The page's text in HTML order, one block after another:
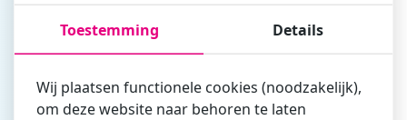
Toestemming Details
Wij plaatsen functionele cookies (noodzakelijk),
om deze website naar behoren te laten